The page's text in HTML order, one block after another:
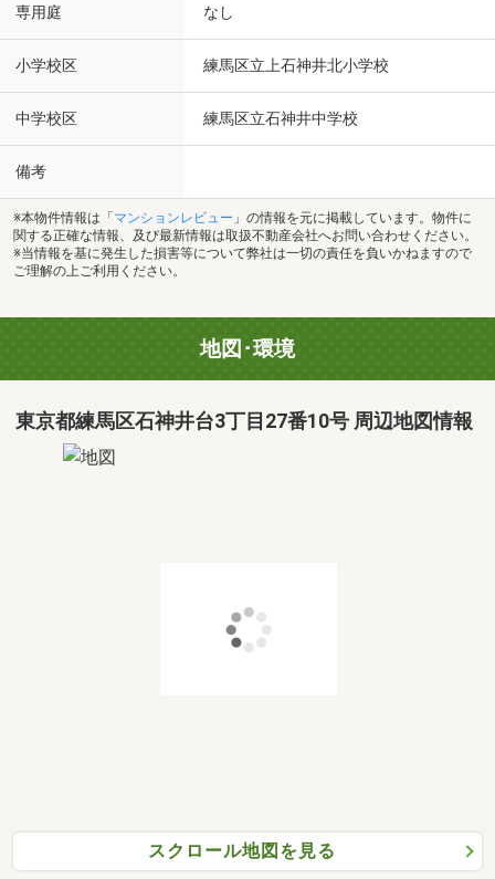
専用庭 なし
小学校区 練馬区立上石神井北小学校
中学校区 練馬区立石神井中学校
備考
※本物件情報は「 マンションレビュー 」の情報を元に掲載しています。物件に
関する正確な情報、及び最新情報は取扱不動産会社へお問い合わせください。
※当情報を基に発生した損害等について弊社は一切の責任を負いかねますので
ご理解の上ご利用ください。
地図･環境
東京都練馬区石神井台3丁目27番10号 周辺地図情報
スクロール地図を見る